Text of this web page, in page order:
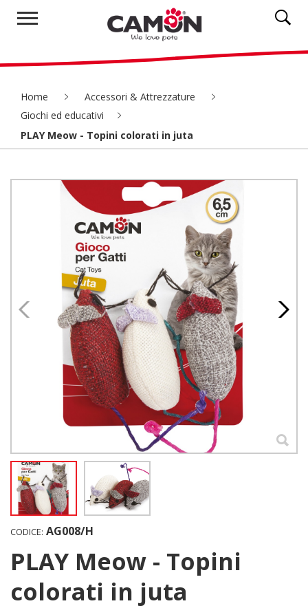
Home
Accessori & Attrezzature
Giochi ed educativi
PLAY Meow - Topini colorati in juta
CODICE: AG008/H
PLAY Meow - Topini
colorati in juta